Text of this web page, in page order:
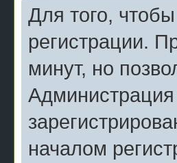
Для того,
регистрации.
минут, но
началом